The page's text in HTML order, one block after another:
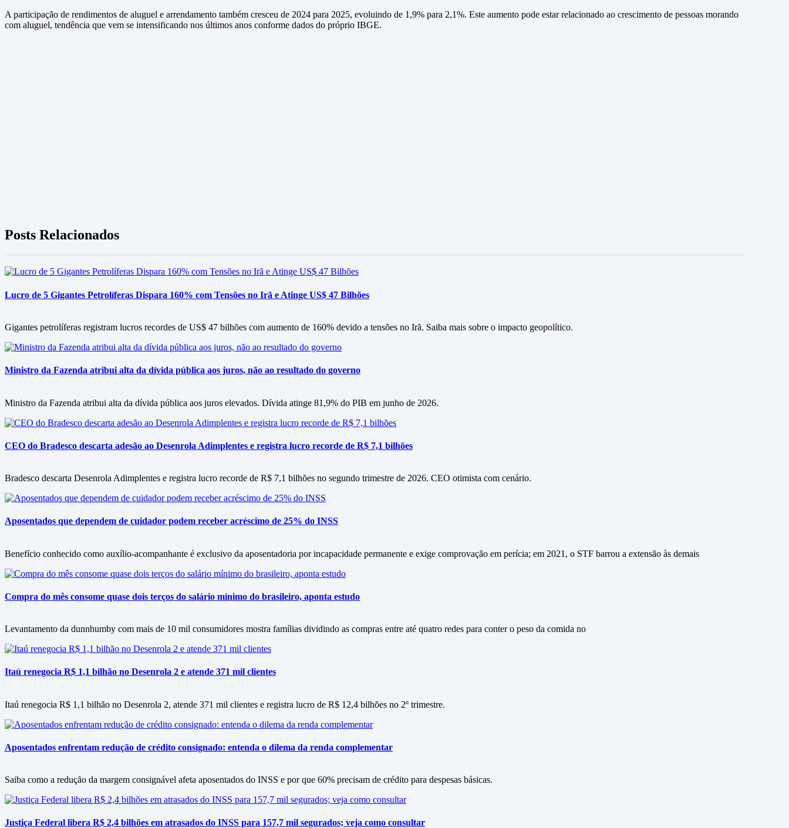
A participação de rendimentos de aluguel e arrendamento também cresceu de 2024 para 2025, evoluindo de 1,9% para 2,1%. Este aumento pode estar relacionado ao crescimento de pessoas morando
com aluguel, tendência que vem se intensificando nos últimos anos conforme dados do próprio IBGE.
Posts Relacionados
Lucro de 5 Gigantes Petrolíferas Dispara 160% com Tensões no Irã e Atinge US$ 47 Bilhões
Gigantes petrolíferas registram lucros recordes de US$ 47 bilhões com aumento de 160% devido a tensões no Irã. Saiba mais sobre o impacto geopolítico.
Ministro da Fazenda atribui alta da dívida pública aos juros, não ao resultado do governo
Ministro da Fazenda atribui alta da dívida pública aos juros elevados. Dívida atinge 81,9% do PIB em junho de 2026.
CEO do Bradesco descarta adesão ao Desenrola Adimplentes e registra lucro recorde de R$ 7,1 bilhões
Bradesco descarta Desenrola Adimplentes e registra lucro recorde de R$ 7,1 bilhões no segundo trimestre de 2026. CEO otimista com cenário.
Aposentados que dependem de cuidador podem receber acréscimo de 25% do INSS
Benefício conhecido como auxílio-acompanhante é exclusivo da aposentadoria por incapacidade permanente e exige comprovação em perícia; em 2021, o STF barrou a extensão às demais
Compra do mês consome quase dois terços do salário mínimo do brasileiro, aponta estudo
Levantamento da dunnhumby com mais de 10 mil consumidores mostra famílias dividindo as compras entre até quatro redes para conter o peso da comida no
Itaú renegocia R$ 1,1 bilhão no Desenrola 2 e atende 371 mil clientes
Itaú renegocia R$ 1,1 bilhão no Desenrola 2, atende 371 mil clientes e registra lucro de R$ 12,4 bilhões no 2º trimestre.
Aposentados enfrentam redução de crédito consignado: entenda o dilema da renda complementar
Saiba como a redução da margem consignável afeta aposentados do INSS e por que 60% precisam de crédito para despesas básicas.
Justiça Federal libera R$ 2,4 bilhões em atrasados do INSS para 157,7 mil segurados; veja como consultar